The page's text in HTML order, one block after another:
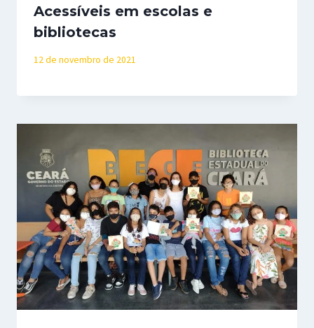
Acessíveis em escolas e
bibliotecas
12 de novembro de 2021